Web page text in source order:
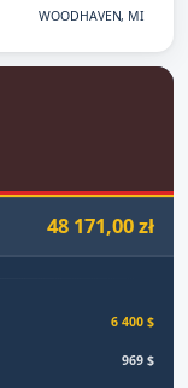
WOODHAVEN, MI
48 171,00 zł
6 400 $
969 $